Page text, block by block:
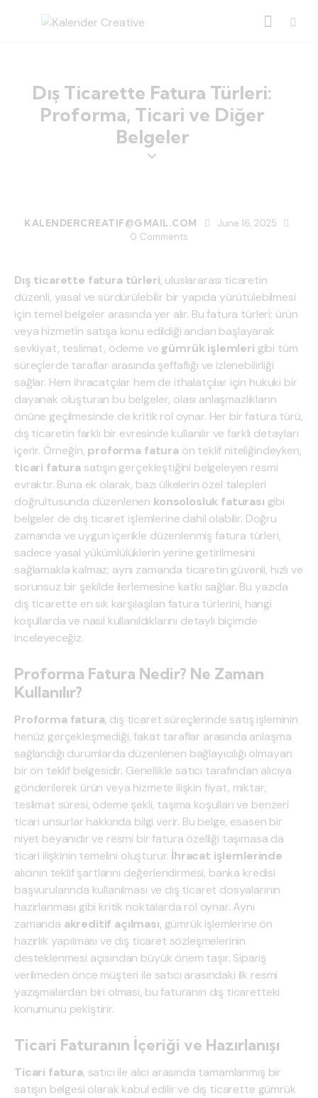
Dış Ticarette Fatura Türleri:
Proforma, Ticari ve Diğer
Belgeler
KALENDERCREATIF@GMAIL.COM
June 16, 2025
0 Comments
Dış ticarette fatura türleri, uluslararası ticaretin
düzenli, yasal ve sürdürülebilir bir yapıda yürütülebilmesi
için temel belgeler arasında yer alır. Bu fatura türleri; ürün
veya hizmetin satışa konu edildiği andan başlayarak
sevkiyat, teslimat, ödeme ve gümrük işlemleri gibi tüm
süreçlerde taraflar arasında şeffaflığı ve izlenebilirliği
sağlar. Hem ihracatçılar hem de ithalatçılar için hukuki bir
dayanak oluşturan bu belgeler, olası anlaşmazlıkların
önüne geçilmesinde de kritik rol oynar. Her bir fatura türü,
dış ticaretin farklı bir evresinde kullanılır ve farklı detayları
içerir. Örneğin, proforma faturaön teklif niteliğindeyken,
ticari faturasatışın gerçekleştiğini belgeleyen resmi
evraktır. Buna ek olarak, bazı ülkelerin özel talepleri
doğrultusunda düzenlenen konsolosluk faturası gibi
belgeler de dış ticaret işlemlerine dahil olabilir. Doğru
zamanda ve uygun içerikle düzenlenmiş fatura türleri,
sadece yasal yükümlülüklerin yerine getirilmesini
sağlamakla kalmaz; aynı zamanda ticaretin güvenli, hızlı ve
sorunsuz bir şekilde ilerlemesine katkı sağlar. Bu yazıda
dış ticarette en sık karşılaşılan fatura türlerini, hangi
koşullarda ve nasıl kullanıldıklarını detaylı biçimde
inceleyeceğiz.
Proforma Fatura Nedir? Ne Zaman
Kullanılır?
Proforma fatura, dış ticaret süreçlerinde satış işleminin
henüz gerçekleşmediği, fakat taraflar arasında anlaşma
sağlandığı durumlarda düzenlenen bağlayıcılığı olmayan
bir ön teklif belgesidir. Genellikle satıcı tarafından alıcıya
gönderilerek ürün veya hizmete ilişkin fiyat, miktar,
teslimat süresi, ödeme şekli, taşıma koşulları ve benzeri
ticari unsurlar hakkında bilgi verir. Bu belge, esasen bir
niyet beyanıdır ve resmi bir fatura özelliği taşımasa da
ticari ilişkinin temelini oluşturur. İhracat işlemlerinde
alıcının teklif şartlarını değerlendirmesi, banka kredisi
başvurularında kullanılması ve dış ticaret dosyalarının
hazırlanması gibi kritik noktalarda rol oynar. Aynı
zamanda akreditif açılması, gümrük işlemlerine ön
hazırlık yapılması ve dış ticaret sözleşmelerinin
desteklenmesi açısından büyük önem taşır. Sipariş
verilmeden önce müşteri ile satıcı arasındaki ilk resmi
yazışmalardan biri olması, bu faturanın dış ticaretteki
konumunu pekiştirir.
Ticari Faturanın İçeriği ve Hazırlanışı
Ticari fatura, satıcı ile alıcı arasında tamamlanmış bir
satışın belgesi olarak kabul edilir ve dış ticarette gümrük